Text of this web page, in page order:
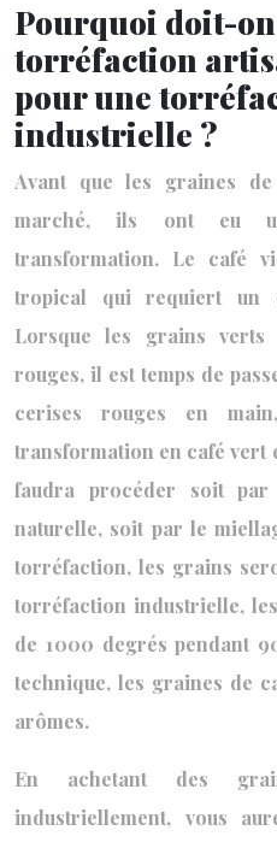
Pourquoi doit-
torréfaction
pour une
industrielle ?
Avant que les graines
marché, ils ont eu
transformation. Le café
tropical qui requiert un
Lorsque les grains
rouges, il est temps de
cerises rouges en
transformation en café vert
faudra procéder soit
naturelle, soit par le
torréfaction, les grains
torréfaction industrielle,
de 1 000 degrés pendant
technique, les graines de
arômes.
En achetant des
industriellement, vous